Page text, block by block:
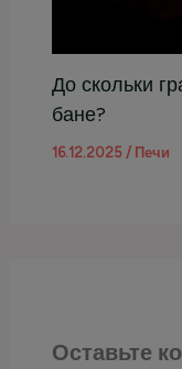
До скольки
бане?
16.12.2025/ Печи
Оставьте